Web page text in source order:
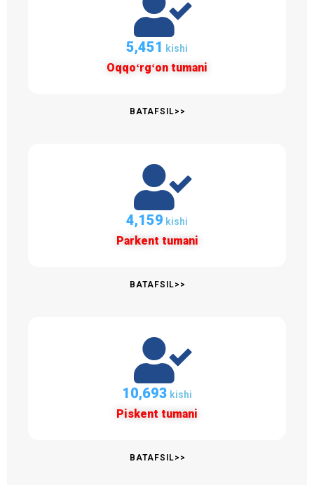
5,451 kishi
Oqqoʻrgʻon tumani
BATAFSIL>>
4,159 kishi
Parkent tumani
BATAFSIL>>
10,694 kishi
Piskent tumani
BATAFSIL>>